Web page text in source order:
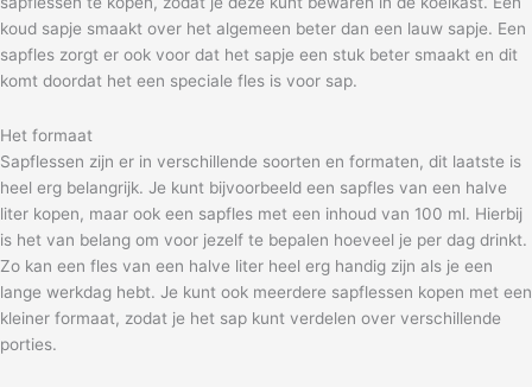
koud sapje smaakt over het algemeen beter dan een lauw sapje. Een
sapfles zorgt er ook voor dat het sapje een stuk beter smaakt en dit
komt doordat het een speciale fles is voor sap.
Het formaat
Sapflessen zijn er in verschillende soorten en formaten, dit laatste is
heel erg belangrijk. Je kunt bijvoorbeeld een sapfles van een halve
liter kopen, maar ook een sapfles met een inhoud van 100 ml. Hierbij
is het van belang om voor jezelf te bepalen hoeveel je per dag drinkt.
Zo kan een fles van een halve liter heel erg handig zijn als je een
lange werkdag hebt. Je kunt ook meerdere sapflessen kopen met een
kleiner formaat, zodat je het sap kunt verdelen over verschillende
porties.